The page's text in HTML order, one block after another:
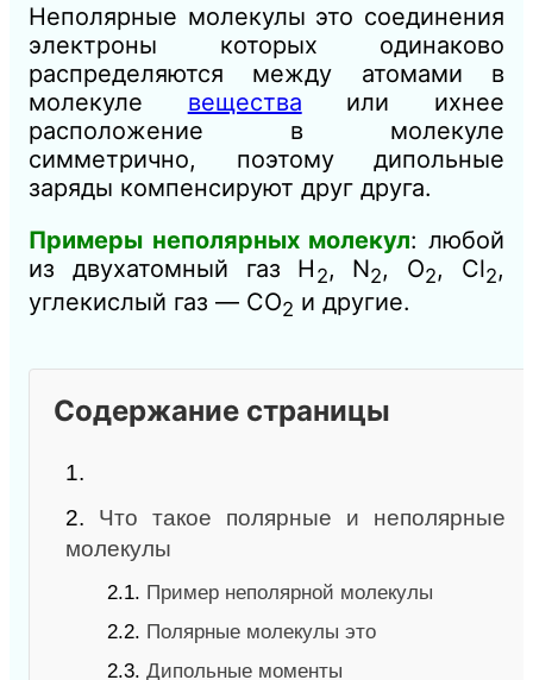
Неполярные молекулы это соединения
электроны которых одинаково
распределяются между атомами в
молекуле вещества или ихнее
расположение в молекуле
симметрично, поэтому дипольные
заряды компенсируют друг друга.
Примеры неполярных молекул: любой
из двухатомный газ H 2, N2, O2, Cl2,
углекислый газ — CO2 и другие.
Содержание страницы
1.
2. Что такое полярные и неполярные
молекулы
2.1. Пример неполярной молекулы
2.2. Полярные молекулы это
2.3. Дипольные моменты